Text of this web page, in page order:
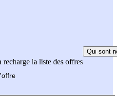
recharge la liste des offres
Qui sont